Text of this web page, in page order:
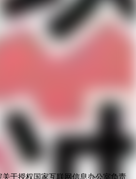
于授权国家互联网信息办公室负责